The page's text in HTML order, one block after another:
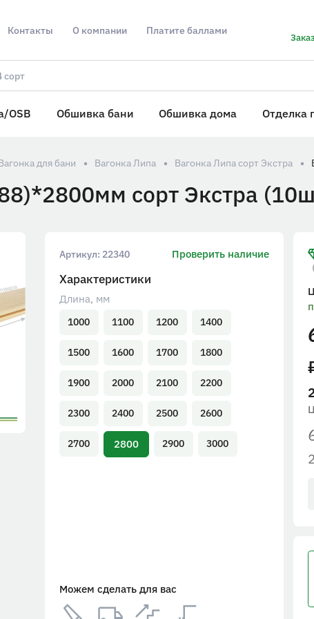
Контакты О компании Платите баллами
OSB Обшивка бани Обшивка дома Отделка
для бани Вагонка Липа Вагонка Липа сорт Экстра
сорт Экстра
Артикул: 22340 Проверить наличие
Характеристики
Длина, мм
1000 1100 1200 1400
1500 1600 1700 1800
1900 2000 2100 2200
2300 2400 2500 2600
2700 2800 2900 3000
Можем сделать для вас